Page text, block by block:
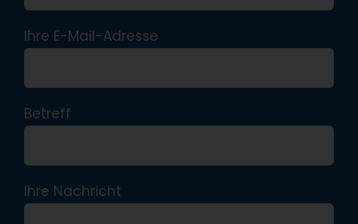
Ihre E-Mail-Adresse
Betreff
Ihre Nachricht